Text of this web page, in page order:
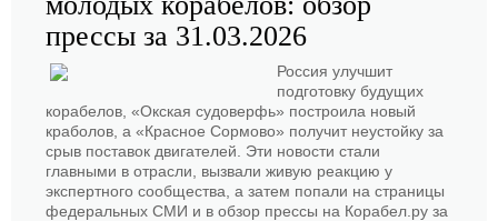
прессы за 31.03.2026
Россия улучшит
подготовку будущих
корабелов, «Окская судоверфь» построила новый
краболов, а «Красное Сормово» получит неустойку за
срыв поставок двигателей. Эти новости стали
главными в отрасли, вызвали живую реакцию у
экспертного сообщества, а затем попали на страницы
федеральных СМИ и в обзор прессы на Корабел.ру за